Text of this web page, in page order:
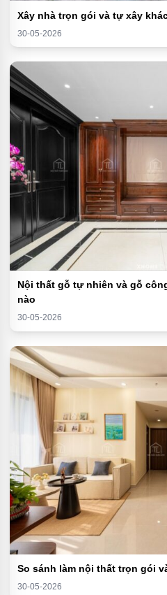
Xây nhà trọn gói và tự xây
30-05-2026
Nội thất gỗ tự nhiên và gỗ
nào
30-05-2026
So sánh làm nội thất trọn gói
30-05-2026